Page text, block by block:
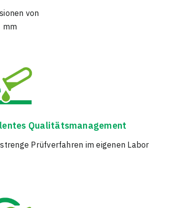
von
mm
Qualitätsmanagement
Prüfverfahren im eigenen Labor